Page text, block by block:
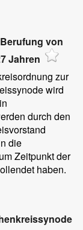
von
Jahren
zur
wird
durch den
die
Zeitpunkt der
haben.